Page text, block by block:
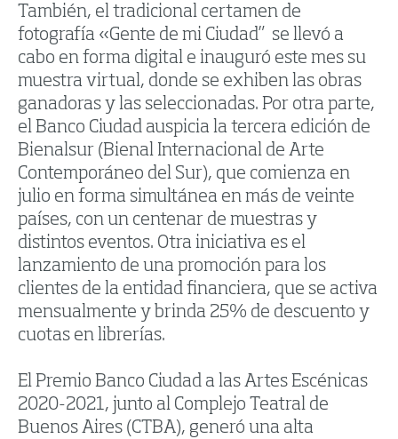
También, el tradicional certamen de
fotografía «Gente de mi Ciudad” se llevó a
cabo en forma digital e inauguró este mes su
muestra virtual, donde se exhiben las obras
ganadoras y las seleccionadas. Por otra parte,
el Banco Ciudad auspicia la tercera edición de
Bienalsur (Bienal Internacional de Arte
Contemporáneo del Sur), que comienza en
julio en forma simultánea en más de veinte
países, con un centenar de muestras y
distintos eventos. Otra iniciativa es el
lanzamiento de una promoción para los
clientes de la entidad financiera, que se activa
mensualmente y brinda 25% de descuento y
cuotas en librerías.
El Premio Banco Ciudad a las Artes Escénicas
2020-2021, junto al Complejo Teatral de
Buenos Aires (CTBA), generó una alta